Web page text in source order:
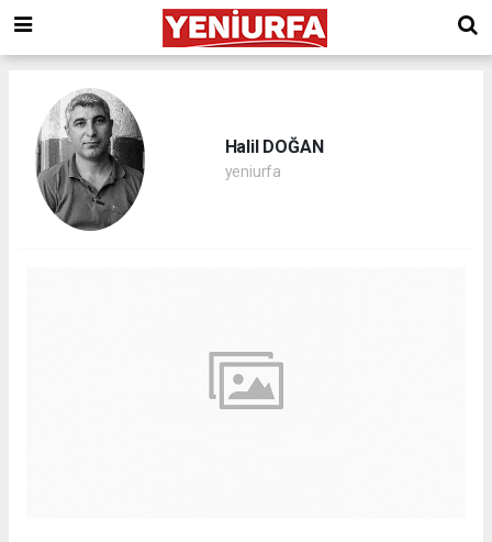
Halil DOĞAN
yeniurfa